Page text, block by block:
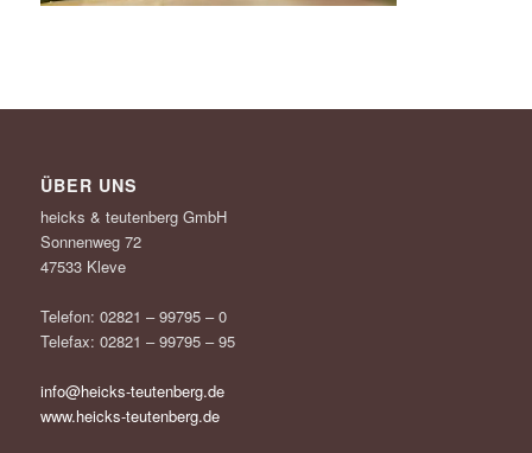
ÜBER UNS
heicks & teutenberg GmbH
Sonnenweg 72
47533 Kleve
Telefon: 02821 – 99795 – 0
Telefax: 02821 – 99795 – 95
info@heicks-teutenberg.de
www.heicks-teutenberg.de